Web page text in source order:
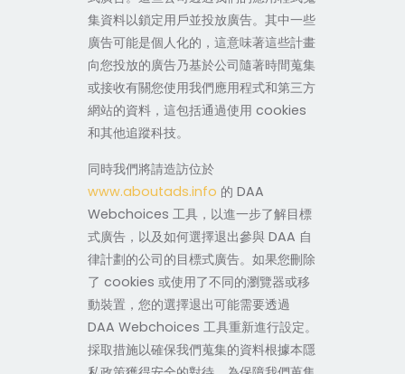
集資料以鎖定用戶並投放廣告。其中一些
廣告可能是個人化的，這意味著這些計畫
向您投放的廣告乃基於公司隨著時間蒐集
或接收有關您使用我們應用程式和第三方
網站的資料，這包括通過使用 cookies
和其他追蹤科技。
同時我們將請造訪位於
www.aboutads.info 的 DAA
Webchoices 工具，以進一步了解目標
式廣告，以及如何選擇退出參與 DAA 自
律計劃的公司的目標式廣告。如果您刪除
了 cookies 或使用了不同的瀏覽器或移
動裝置，您的選擇退出可能需要透過
DAA Webchoices 工具重新進行設定。
採取措施以確保我們蒐集的資料根據本隱